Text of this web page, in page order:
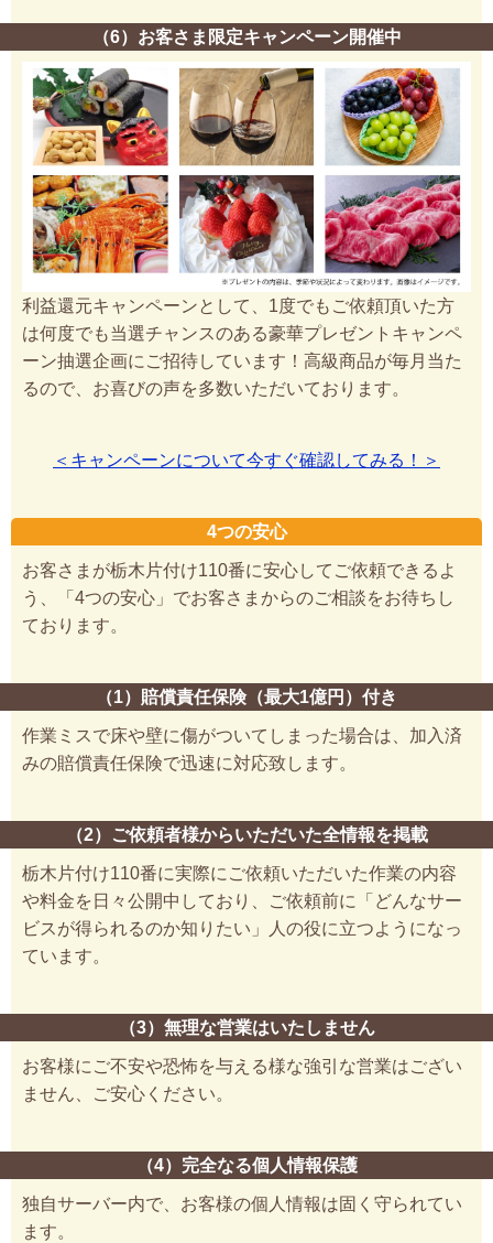
（6）お客さま限定キャンペーン開催中
利益還元キャンペーンとして、1度でもご依頼頂いた方
は何度でも当選チャンスのある豪華プレゼントキャンペ
ーン抽選企画にご招待しています！高級商品が毎月当た
るので、お喜びの声を多数いただいております。
＜キャンペーンについて今すぐ確認してみる！＞
4つの安心
お客さまが栃木片付け110番に安心してご依頼できるよ
う、「4つの安心」でお客さまからのご相談をお待ちし
ております。
（1）賠償責任保険（最大1億円）付き
作業ミスで床や壁に傷がついてしまった場合は、加入済
みの賠償責任保険で迅速に対応致します。
（2）ご依頼者様からいただいた全情報を掲載
栃木片付け110番に実際にご依頼いただいた作業の内容
や料金を日々公開中しており、ご依頼前に「どんなサー
ビスが得られるのか知りたい」人の役に立つようになっ
ています。
（3）無理な営業はいたしません
お客様にご不安や恐怖を与える様な強引な営業はござい
ません、ご安心ください。
（4）完全なる個人情報保護
独自サーバー内で、お客様の個人情報は固く守られてい
ます。